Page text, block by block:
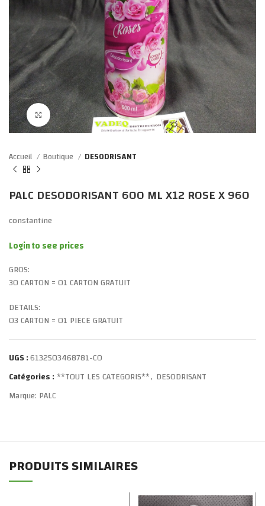
Click to enlarge
Accueil Boutique DESODRISANT
PALC DESODORISANT 600 ML X12 ROSE X 960
constantine
Login to see prices
GROS:
30 CARTON = 01 CARTON GRATUIT
DETAILS:
03 CARTON = 01 PIECE GRATUIT
UGS :6132503468781-CO
Catégories :**TOUT LES CATEGORIS**, DESODRISANT
Marque: PALC
PRODUITS SIMILAIRES